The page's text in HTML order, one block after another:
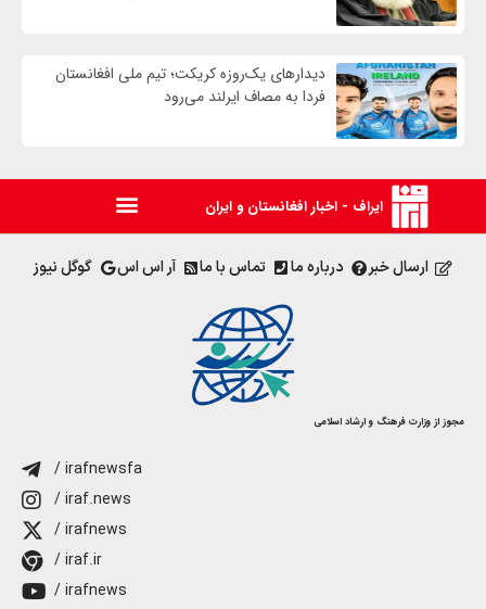
دیدارهای یک‌روزه کریکت؛ تیم ملی افغانستان
فردا به مصاف ایرلند می‌رود
ایراف - اخبار افغانستان و ایران
ارسال خبر درباره ما تماس با ما آر اس اس گوگل نیوز
مجوز از وزارت فرهنگ و ارشاد اسلامی
/ irafnewsfa
/ iraf.news
/ irafnews
/ iraf.ir
/ irafnews